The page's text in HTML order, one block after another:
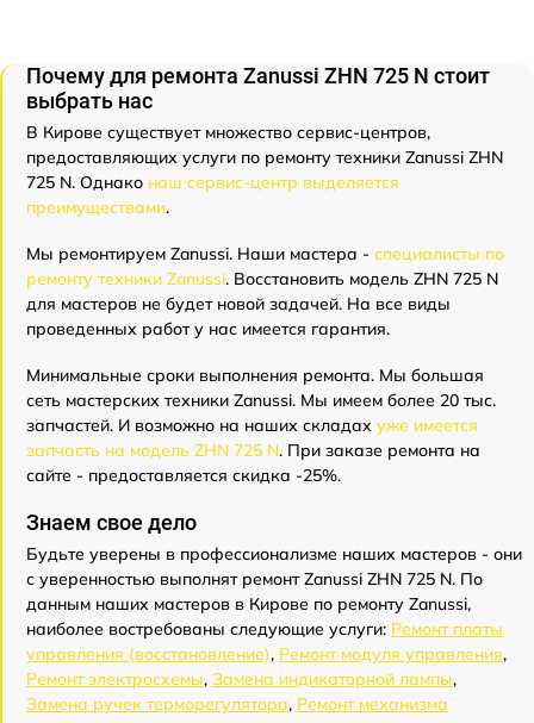
Почему для ремонта Zanussi ZHN 725 N стоит
выбрать нас
В Кирове существует множество сервис-центров,
предоставляющих услуги по ремонту техники Zanussi ZHN
725 N. Однако наш сервис-центр выделяется
преимуществами.
Мы ремонтируем Zanussi. Наши мастера - специалисты по
ремонту техники Zanussi. Восстановить модель ZHN 725 N
для мастеров не будет новой задачей. На все виды
проведенных работ у нас имеется гарантия.
Минимальные сроки выполнения ремонта. Мы большая
сеть мастерских техники Zanussi. Мы имеем более 20 тыс.
запчастей. И возможно на наших складах уже имеется
запчасть на модель ZHN 725 N. При заказе ремонта на
сайте - предоставляется скидка -25%.
Знаем свое дело
Будьте уверены в профессионализме наших мастеров - они
с уверенностью выполнят ремонт Zanussi ZHN 725 N. По
данным наших мастеров в Кирове по ремонту Zanussi,
наиболее востребованы следующие услуги: Ремонт платы
управления (восстановление), Ремонт модуля управления,
Ремонт электросхемы, Замена индикаторной лампы,
Замена ручек терморегулятора, Ремонт механизма